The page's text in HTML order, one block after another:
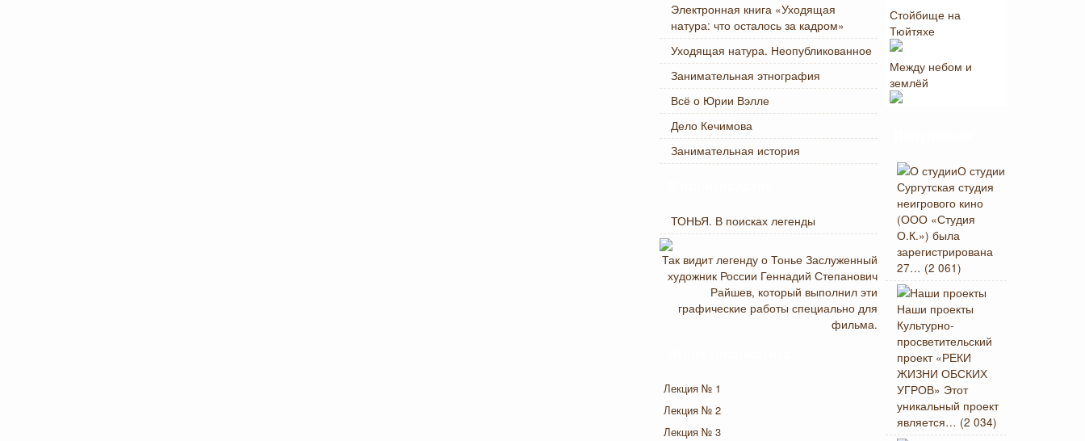
Электронная книга «Уходящая
натура: что осталось за кадром»
Уходящая натура. Неопубликованное
Занимательная этнография
Всё о Юрии Вэлле
Дело Кечимова
Занимательная история
ТОНЬЯ. В поисках легенды
Так видит легенду о Тонье Заслуженный
художник России Геннадий Степанович
Райшев, который выполнил эти
графические работы специально для
фильма.
Лекция № 1
Лекция № 2
Лекция № 3
Стойбище на
Тюйтяхе
Между небом и
землёй
О студии
Сургутская студия
неигрового кино
(ООО «Студия
О.К.») была
зарегистрирована
27… (2 061)
Наши проекты
Культурно-
просветительский
проект «РЕКИ
ЖИЗНИ ОБСКИХ
УГРОВ» Этот
уникальный проект
является… (2 034)